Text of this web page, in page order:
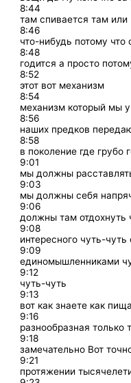
8:44
там спивается там
8:46
что-нибудь потому что
8:48
годится а просто
8:52
этот вот механизм
8:54
механизм который мы
8:56
наших предков
8:58
в поколение где грубо
9:01
мы должны
9:03
мы должны себя
9:06
должны там отдохнуть
9:08
интересного чуть-
9:09
единомышленниками
9:12
чуть-чуть
9:13
вот как знаете как
9:16
разнообразная только
9:18
замечательно Вот
9:21
протяжении